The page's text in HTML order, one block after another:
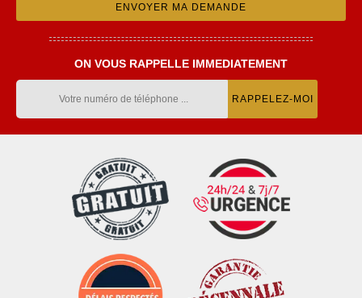
ON VOUS RAPPELLE IMMEDIATEMENT